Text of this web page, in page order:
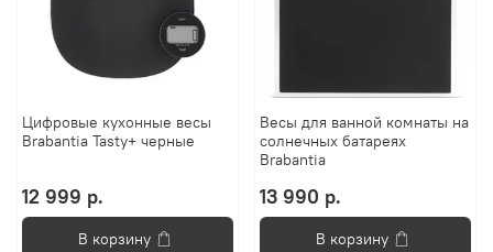
Цифровые кухонные весы
Brabantia Tasty+ черные
12 999 р.
В корзину
Весы для ванной комнаты на
солнечных батареях
Brabantia
13 990 р.
В корзину